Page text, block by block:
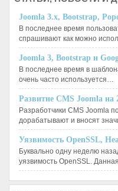
Joomla 3.x, Bootstrap,
В последнее время
спрашивают как можно
Joomla 3, Bootstrap и
В последнее время в
очень часто используется…
Развитие CMS Joomla на
Разработчики CMS Joomla
дорабатывают и вносят
Уязвимость OpenSSL,
Буквально одну неделю
уязвимость OpenSSL.